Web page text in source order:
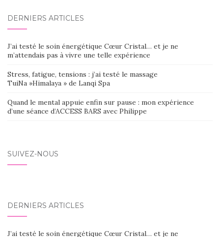
DERNIERS ARTICLES
J’ai testé le soin énergétique Cœur Cristal… et je ne
m’attendais pas à vivre une telle expérience
Stress, fatigue, tensions : j’ai testé le massage
TuiNa »Himalaya » de Lanqi Spa
Quand le mental appuie enfin sur pause : mon expérience
d’une séance d’ACCESS BARS avec Philippe
SUIVEZ-NOUS
DERNIERS ARTICLES
J’ai testé le soin énergétique Cœur Cristal… et je ne